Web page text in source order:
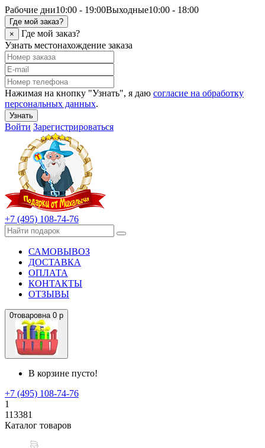
Рабочие дни10:00 - 19:00Выходные10:00 - 18:00
Где мой заказ?
×
Где мой заказ?
Узнать местонахождение заказа
Нажимая на кнопку "Узнать", я даю согласие на обработку
персональных данных.
Узнать
Войти Зарегистрироваться
+7 (495) 108-74-76
САМОВЫВОЗ
ДОСТАВКА
ОПЛАТА
КОНТАКТЫ
ОТЗЫВЫ
0товаровна 0 р
В корзине пусто!
+7 (495) 108-74-76
1
113381
Каталог товаров